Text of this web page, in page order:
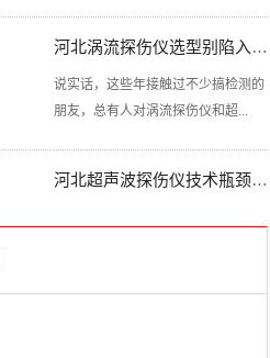
探伤仪，在工业领域的作用不言...
河北一根头发丝的启示，看懂探伤仪的原理